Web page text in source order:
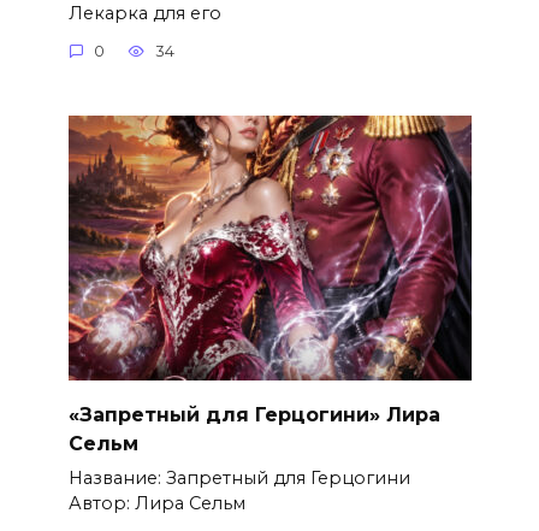
Лекарка для его
0 34
«Запретный для Герцогини» Лира
Сельм
Название: Запретный для Герцогини
Автор: Лира Сельм